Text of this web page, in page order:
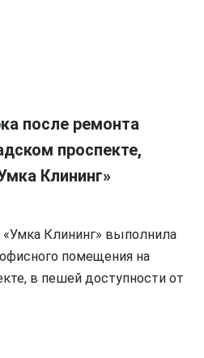
после ремонта
проспекте,
Клининг»
«Умка Клининг» выполнила
помещения на
в пешей доступности от